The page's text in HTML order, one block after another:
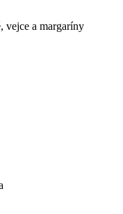
vejce a margaríny